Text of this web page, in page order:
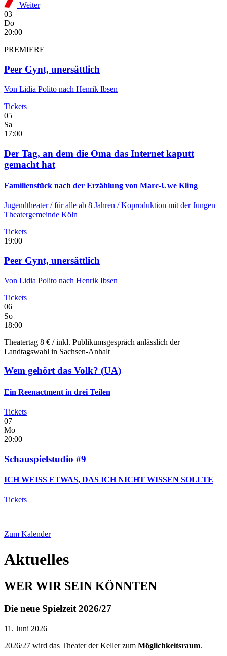
Weiter
03
Do
20:00
PREMIERE
Peer Gynt, unersättlich
Von Lidia Polito nach Henrik Ibsen
Tickets
05
Sa
17:00
Der Tag, an dem die Oma das Internet kaputt
gemacht hat
Familienstück nach der Erzählung von Marc-Uwe Kling
Jugendtheater/ für alle ab 8 Jahren / Koproduktion mit der Jungen
Theatergemeinde Köln
Tickets
19:00
Peer Gynt, unersättlich
Von Lidia Polito nach Henrik Ibsen
Tickets
06
So
18:00
Theatertag 8 € / inkl. Publikumsgespräch anlässlich der
Landtagswahl in Sachsen-Anhalt
Wem gehört das Volk? (UA)
Ein Reenactment in drei Teilen
Tickets
07
Mo
20:00
Schauspielstudio #9
ICH WEISS ETWAS, DAS ICH NICHT WISSEN SOLLTE
Tickets
Zum Kalender
Aktuelles
WER WIR SEIN KÖNNTEN
Die neue Spielzeit 2026/27
11. Juni 2026
2026/27 wird das Theater der Keller zum Möglichkeitsraum.